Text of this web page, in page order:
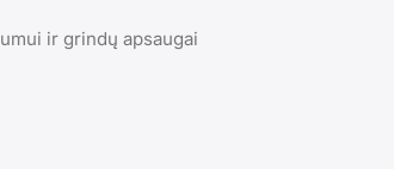
ir grindų apsaugai